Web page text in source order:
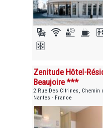
Zenitude Hôtel-
Beaujoire ***
2 Rue Des Citrines, Chemin
Nantes - France